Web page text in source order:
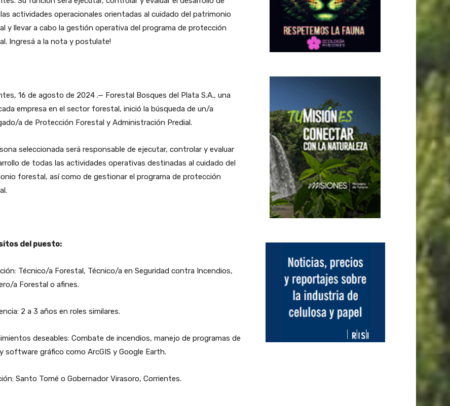
actividades operacionales orientadas al cuidado del patrimonio
y llevar a cabo la gestión operativa del programa de protección
Ingresá a la nota y postulate!
16 de agosto de 2024 .— Forestal Bosques del Plata S.A., una
empresa en el sector forestal, inició la búsqueda de un/a
a de Protección Forestal y Administración Predial.
seleccionada será responsable de ejecutar, controlar y evaluar
de todas las actividades operativas destinadas al cuidado del
forestal, así como de gestionar el programa de protección
del puesto:
Técnico/a Forestal, Técnico/a en Seguridad contra Incendios,
a Forestal o afines.
2 a 3 años en roles similares.
deseables: Combate de incendios, manejo de programas de
software gráfico como ArcGIS y Google Earth.
Santo Tomé o Gobernador Virasoro, Corrientes.